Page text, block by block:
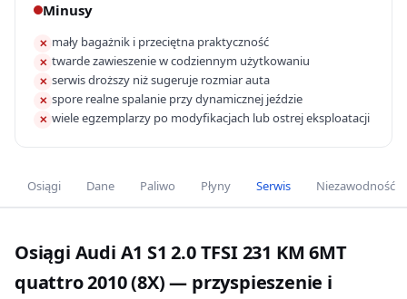
Minusy
✕ mały bagażnik i przeciętna praktyczność
✕ twarde zawieszenie w codziennym użytkowaniu
✕ serwis droższy niż sugeruje rozmiar auta
✕ spore realne spalanie przy dynamicznej jeździe
✕ wiele egzemplarzy po modyfikacjach lub ostrej eksploatacji
Osiągi Dane Paliwo Płyny Serwis Niezawodność
Osiągi Audi A1 S1 2.0 TFSI 231 KM 6MT
quattro 2010 (8X) — przyspieszenie i